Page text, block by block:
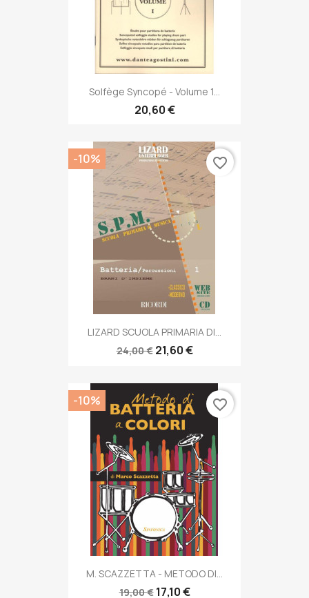
Solfège Syncopé - Volume 1...
20,60 €
LIZARD SCUOLA PRIMARIA DI...
24,00 € 21,60 €
-10% favorite_border
M. SCAZZETTA - METODO DI...
19,00 € 17,10 €
-10% favorite_border